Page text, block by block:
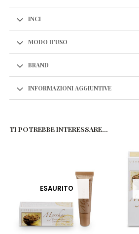
INCI
MODO D'USO
BRAND
INFORMAZIONI AGGIUNTIVE
TI POTREBBE INTERESSARE…
ESAURITO